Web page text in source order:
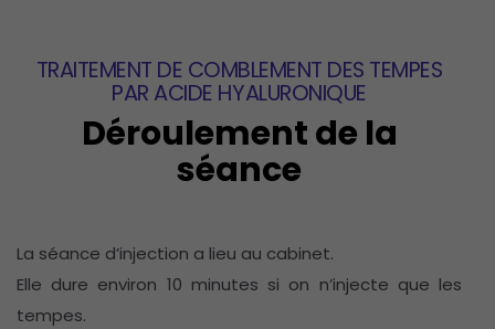
TRAITEMENT DE COMBLEMENT DES TEMPES
PAR ACIDE HYALURONIQUE
Déroulement de la
séance
La séance d’injection a lieu au cabinet.
Elle dure environ 10 minutes si on n’injecte que les
tempes.